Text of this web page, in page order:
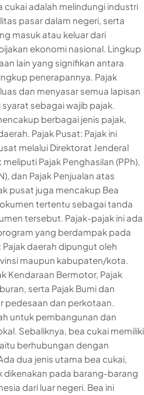
cukai adalah melindungi industri
pasar dalam negeri, serta
masuk atau keluar dari
ekonomi nasional. Lingkup
lain yang signifikan antara
penerapannya. Pajak
dan menyasar semua lapisan
syarat sebagai wajib pajak.
berbagai jenis pajak,
Pajak Pusat: Pajak ini
melalui Direktorat Jenderal
meliputi Pajak Penghasilan (PPh),
dan Pajak Penjualan atas
pusat juga mencakup Bea
tertentu sebagai tanda
tersebut. Pajak-pajak ini ada
yang berdampak pada
Pajak daerah dipungut oleh
maupun kabupaten/kota.
Kendaraan Bermotor, Pajak
serta Pajak Bumi dan
pedesaan dan perkotaan.
untuk pembangunan dan
Sebaliknya, bea cukai memiliki
berhubungan dengan
dua jenis utama bea cukai,
dikenakan pada barang-barang
dari luar negeri. Bea ini